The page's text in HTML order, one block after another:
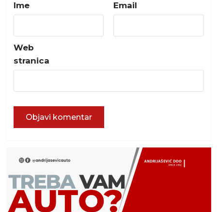
Ime Email
Web
stranica